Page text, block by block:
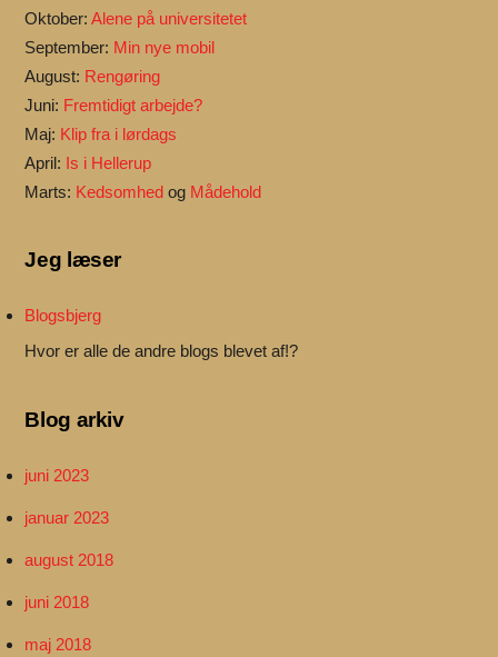
Oktober:Alene på universitetet
September: Min nye mobil
August: Rengøring
Juni: Fremtidigt arbejde?
Maj: Klip fra i lørdags
April: Is i Hellerup
Marts: Kedsomhed og Mådehold
Jeg læser
Blogsbjerg
Hvor er alle de andre blogs blevet af!?
Blog arkiv
juni 2023
januar 2023
august 2018
juni 2018
maj 2018